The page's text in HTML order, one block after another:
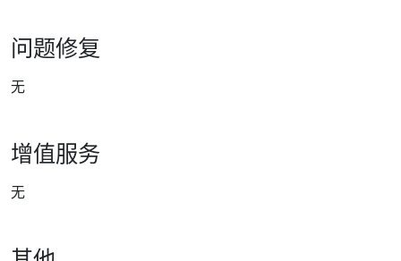
问题修复
无
增值服务
无